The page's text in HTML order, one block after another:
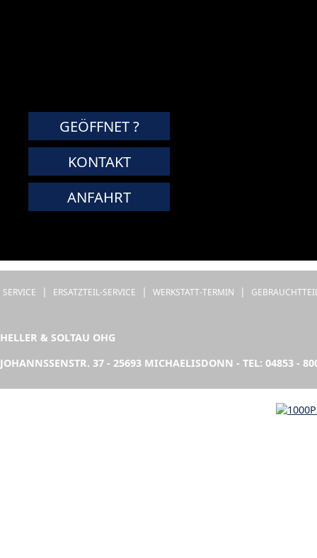
GEÖFFNET ?
KONTAKT
ANFAHRT
SERVICE | ERSATZTEIL-SERVICE | WERKSTATT-TERMIN |
HELLER & SOLTAU OHG
JOHANNSSENSTR. 37 - 25693 MICHAELISDONN - TEL: 04853 -